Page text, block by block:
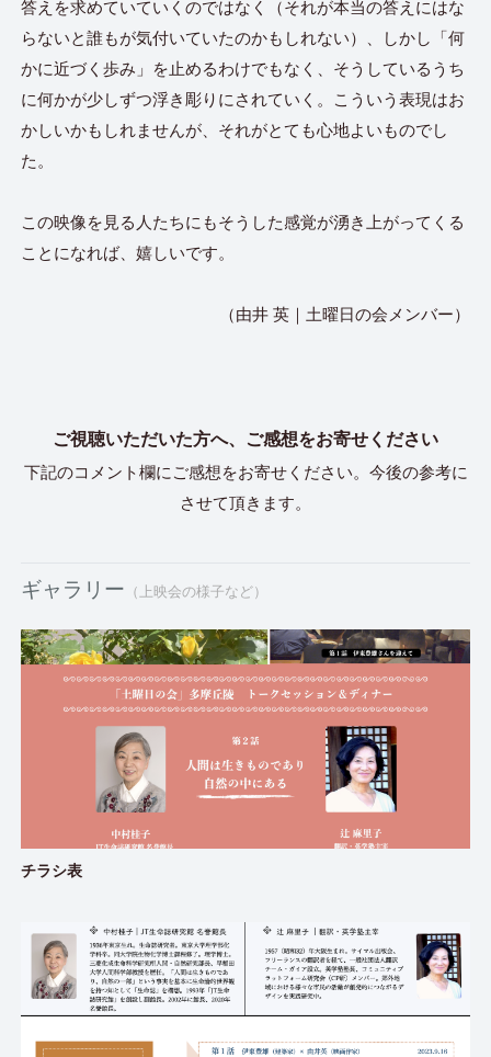
答えを求めていていくのではなく（それが本当の答えにはな
らないと誰もが気付いていたのかもしれない）、しかし「何
かに近づく歩み」を止めるわけでもなく、そうしているうち
に何かが少しずつ浮き彫りにされていく。こういう表現はお
かしいかもしれませんが、それがとても心地よいものでし
た。
この映像を見る人たちにもそうした感覚が湧き上がってくる
ことになれば、嬉しいです。
（由井 英｜土曜日の会メンバー）
ご視聴いただいた方へ、ご感想をお寄せください
下記のコメント欄にご感想をお寄せください。今後の参考に
させて頂きます。
ギャラリー （上映会の様子など）
チラシ表